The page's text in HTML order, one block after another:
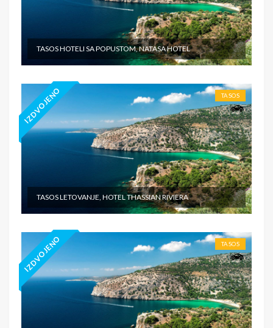
TASOS HOTELI SA POPUSTOM, NATASA HOTEL
IZDVOJENO TASOS
TASOS LETOVANJE, HOTEL THASSIAN RIVIERA
IZDVOJENO TASOS